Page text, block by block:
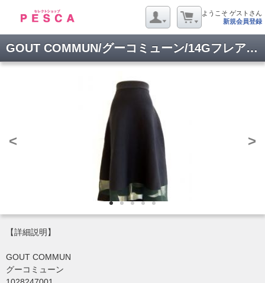
ようこそ ゲストさん
新規会員登録
GOUT COMMUN/グーコミューン/14Gフレアースカート/1028247001-NA-38
< >
【詳細説明】
GOUT COMMUN
グーコミューン